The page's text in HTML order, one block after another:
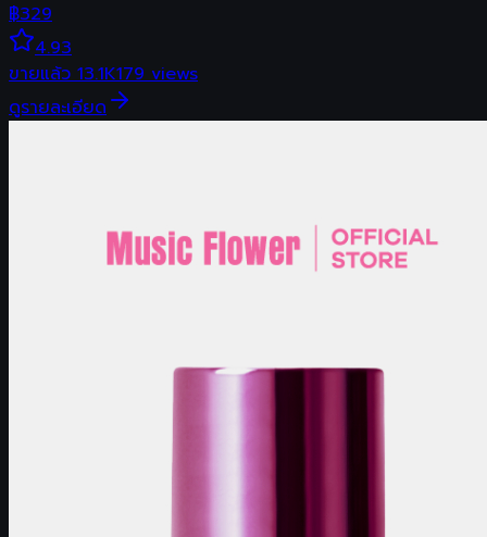
฿329
4.93
ขายแล้ว13.1K179views
ดูรายละเอียด